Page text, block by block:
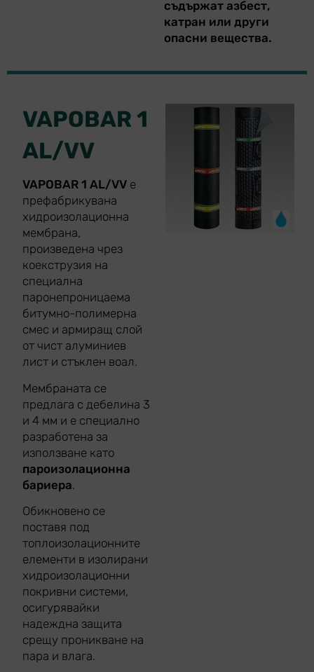
съдържат азбест,
катран или други
опасни вещества.
VAPOBAR 1
AL/VV
VAPOBAR 1 AL/VV е
префабрикувана
хидроизолационна
мембрана,
произведена чрез
коекструзия на
специална
паронепроницаема
битумно-полимерна
смес и армиращ слой
от чист алуминиев
лист и стъклен воал.
Мембраната се
предлага с дебелина 3
и 4 мм и е специално
разработена за
използване като
пароизолационна
бариера.
Обикновено се
поставя под
топлоизолационните
елементи в изолирани
хидроизолационни
покривни системи,
осигурявайки
надеждна защита
срещу проникване на
пара и влага.